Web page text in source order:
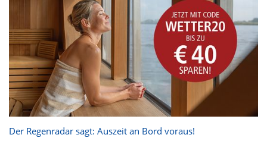
Der Regenradar sagt: Auszeit an Bord voraus!